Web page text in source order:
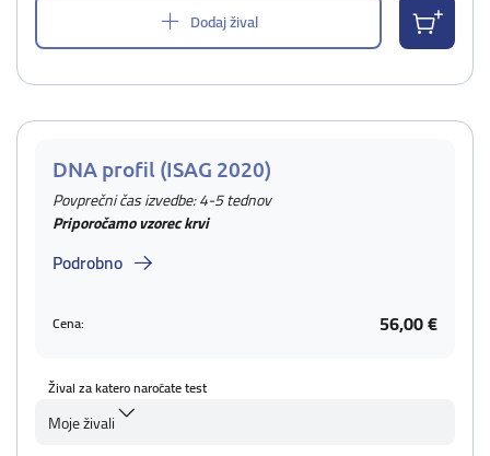
Dodaj žival
DNA profil (ISAG 2020)
Povprečni čas izvedbe: 4-5 tednov
Priporočamo vzorec krvi
Podrobno
Cena: 56,00 €
Žival za katero naročate test
Moje živali